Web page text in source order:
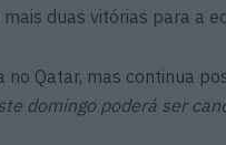
duas vitórias para a
Qatar, mas continua
domingo poderá ser